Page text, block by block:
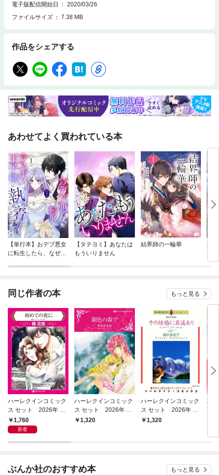
電子版配信開始日
2020/03/26
ファイルサイズ
7.38 MB
作品をシェアする
あわせてよく買われている本
【単行本】おデブ悪女
に転生したら、なぜか
【タテヨミ】あなたは
もういりません
結界師の一輪華
バ
今
同じ作者の本 もっと見る
ハーレクインコミック
ス セット 2026年 vo
l.1064
1,760
新着
ハーレクインコミック
ス セット 2026年 vo
l.993
1,320
ハーレクインコミック
ス セット 2026年 vo
l.996
1,320
ハ
ぶんか社のおすすめ本 もっと見る